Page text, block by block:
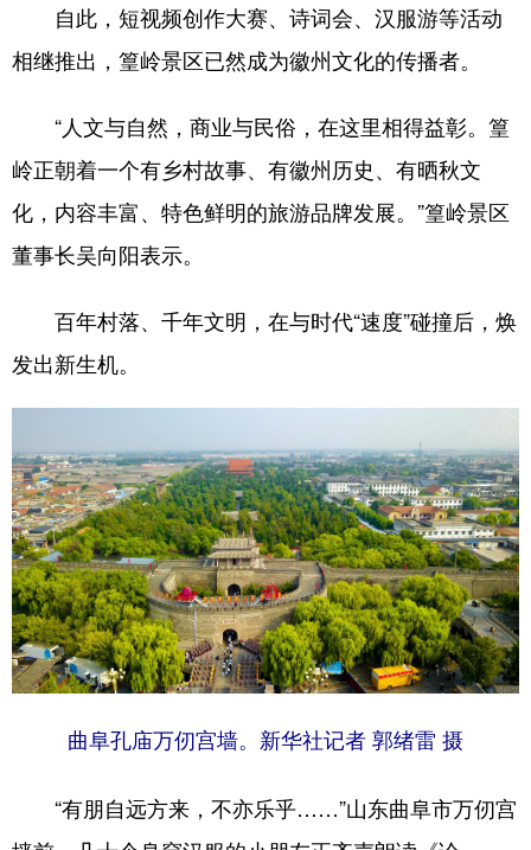
自此，短视频创作大赛、诗词会、汉服游等活动
相继推出，篁岭景区已然成为徽州文化的传播者。
“人文与自然，商业与民俗，在这里相得益彰。篁
岭正朝着一个有乡村故事、有徽州历史、有晒秋文
化，内容丰富、特色鲜明的旅游品牌发展。”篁岭景区
董事长吴向阳表示。
百年村落、千年文明，在与时代“速度”碰撞后，焕
发出新生机。
曲阜孔庙万仞宫墙。 新华社记者 郭绪雷 摄
“有朋自远方来，不亦乐乎……”山东曲阜市万仞宫